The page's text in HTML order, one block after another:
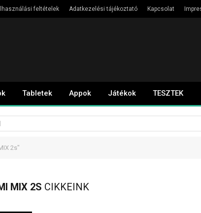
feltételek Adatkezelési tájékoztató Kapcsolat
Tabletek Appok Játékok TESZTEK
2s"
MIX 2S CIKKEINK